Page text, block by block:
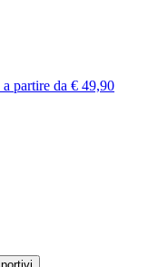
a partire da € 49,90